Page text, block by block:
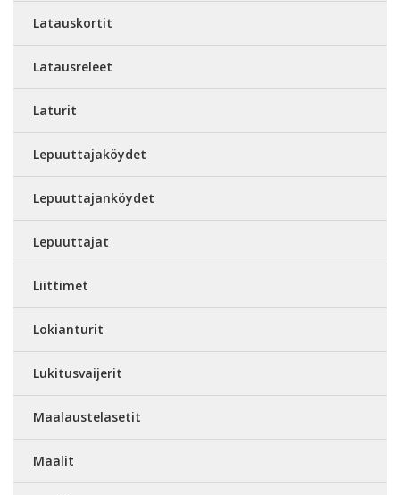
Latauskortit
Latausreleet
Laturit
Lepuuttajaköydet
Lepuuttajanköydet
Lepuuttajat
Liittimet
Lokianturit
Lukitusvaijerit
Maalaustelasetit
Maalit